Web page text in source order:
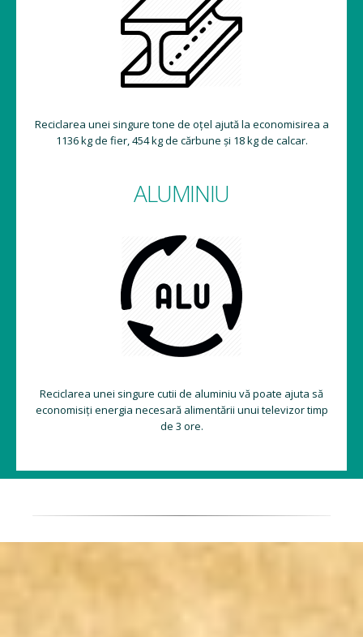
Reciclarea unei singure tone de oțel ajută la economisirea a
1136 kg de fier, 454 kg de cărbune și 18 kg de calcar.
ALUMINIU
Reciclarea unei singure cutii de aluminiu vă poate ajuta să
economisiți energia necesară alimentării unui televizor timp
de 3 ore.